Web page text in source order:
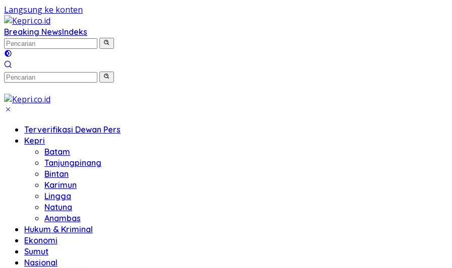
Langsung ke konten
Breaking NewsIndeks
Terverifikasi Dewan Pers
Kepri
Batam
Tanjungpinang
Bintan
Karimun
Lingga
Natuna
Anambas
Hukum & Kriminal
Ekonomi
Sumut
Nasional